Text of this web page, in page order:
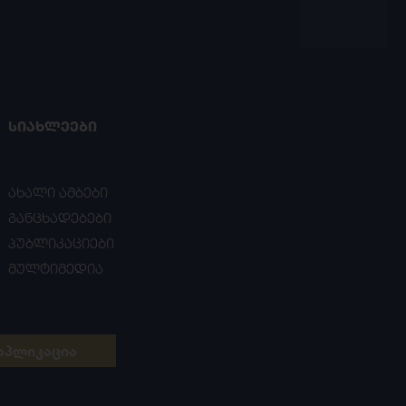
ᲡᲘᲐᲮᲚᲔᲔᲑᲘ
ახალი ამბები
განცხადებები
პუბლიკაციები
მულტიმედია